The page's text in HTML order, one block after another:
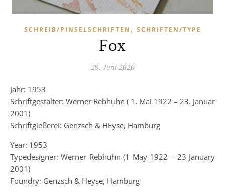
SCHREIB/PINSELSCHRIFTEN , SCHRIFTEN/TYPE
Fox
29. Juni 2020
Jahr: 1953
Schriftgestalter: Werner Rebhuhn ( 1. Mai 1922 – 23. Januar
2001)
Schriftgießerei: Genzsch & HEyse, Hamburg
Year: 1953
Typedesigner: Werner Rebhuhn (1 May 1922 – 23 January
2001)
Foundry: Genzsch & Heyse, Hamburg